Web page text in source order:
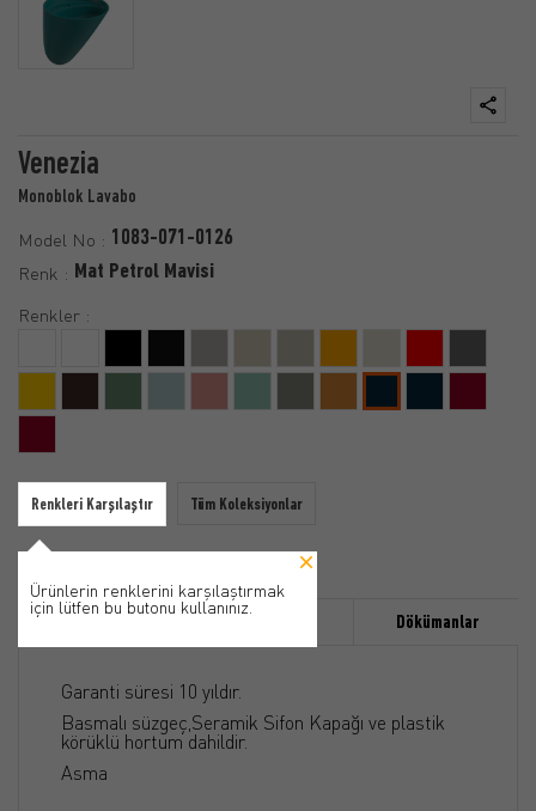
Venezia
Monoblok Lavabo
Model No : 1083-071-0126
Renk : Mat Petrol Mavisi
Renkler :
Renkleri Karşılaştır Tüm Koleksiyonlar
Ürünlerin renklerini karşılaştırmak
için lütfen bu butonu kullanınız.
Dökümanlar
Garanti süresi 10 yıldır.
Basmalı süzgeç,Seramik Sifon Kapağı ve plastik
körüklü hortum dahildir.
Asma